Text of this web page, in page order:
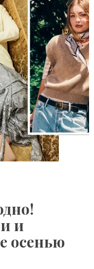
и
осенью